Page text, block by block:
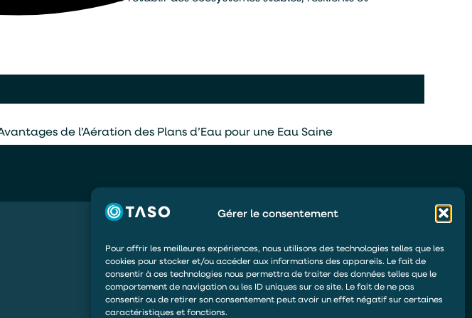
Gérer le consentement
Pour offrir les meilleures expériences, nous utilisons des technologies telles que les
cookies pour stocker et/ou accéder aux informations des appareils. Le fait de
consentir à ces technologies nous permettra de traiter des données telles que le
comportement de navigation ou les ID uniques sur ce site. Le fait de ne pas
consentir ou de retirer son consentement peut avoir un effet négatif sur certaines
caractéristiques et fonctions.
de l’Aération des Plans d’Eau pour une Eau Saine
ÊTRE RAPPELÉ
DEVENIR DISTRIBUTEUR
ESPACE DE PAIEMENT